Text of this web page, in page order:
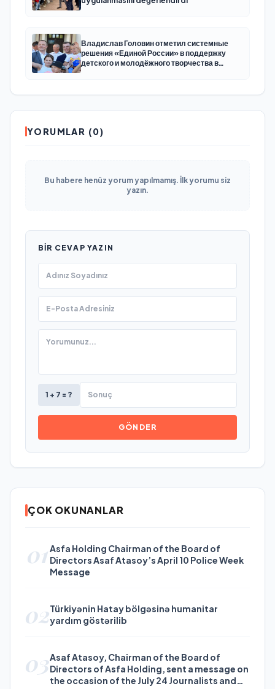
Владислав Головин отметил системные
решения «Единой России» в поддержку
детского и молодёжного творчества в
YORUMLAR (0)
Bu habere henüz yorum yapılmamış. İlk yorumu siz
yazın.
BIR CEVAP YAZIN
1 + 7 = ?
GÖNDER
ÇOK OKUNANLAR
01 Asfa Holding Chairman of the Board of
Directors Asaf Atasoy’s April 10 Police Week
Message
02Türkiyənin Hatay bölgəsinə humanitar
yardım göstərilib
03Asaf Atasoy, Chairman of the Board of
Directors of Asfa Holding, sent a message on
the occasion of the July 24 Journalists and